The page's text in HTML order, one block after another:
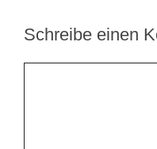
Schreibe einen